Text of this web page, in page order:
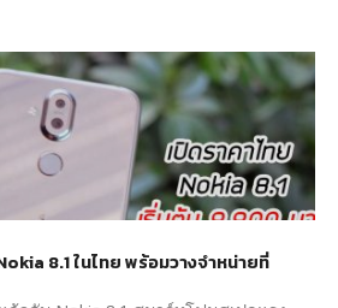
8.1 ในไทย พร้อมวางจำหน่ายที่